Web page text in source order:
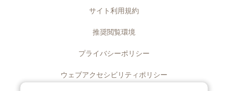
サイト利用規約
推奨閲覧環境
プライバシーポリシー
ウェブアクセシビリティポリシー